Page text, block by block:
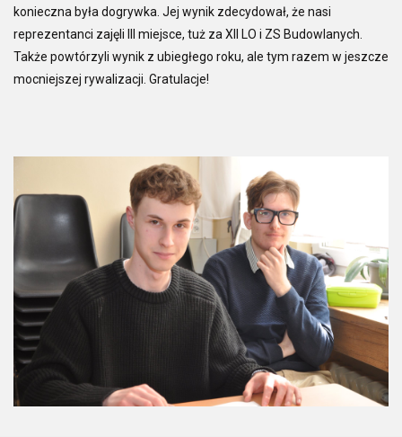
konieczna była dogrywka. Jej wynik zdecydował, że nasi
reprezentanci zajęli III miejsce, tuż za XII LO i ZS Budowlanych.
Także powtórzyli wynik z ubiegłego roku, ale tym razem w jeszcze
mocniejszej rywalizacji. Gratulacje!